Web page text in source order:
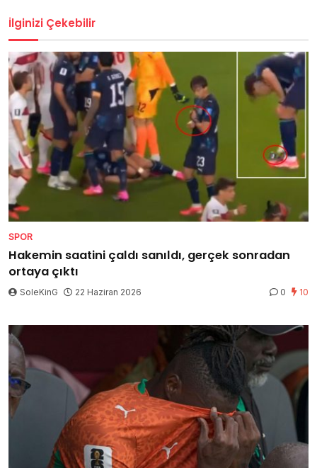
İlginizi Çekebilir
SPOR
Hakemin saatini çaldı sanıldı, gerçek sonradan
ortaya çıktı
SoleKinG 22 Haziran 2026 0 10